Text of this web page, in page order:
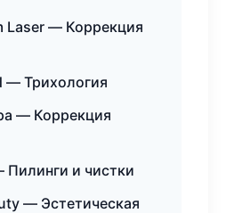
Laser — Коррекция
— Трихология
— Коррекция
и чистки
— Эстетическая